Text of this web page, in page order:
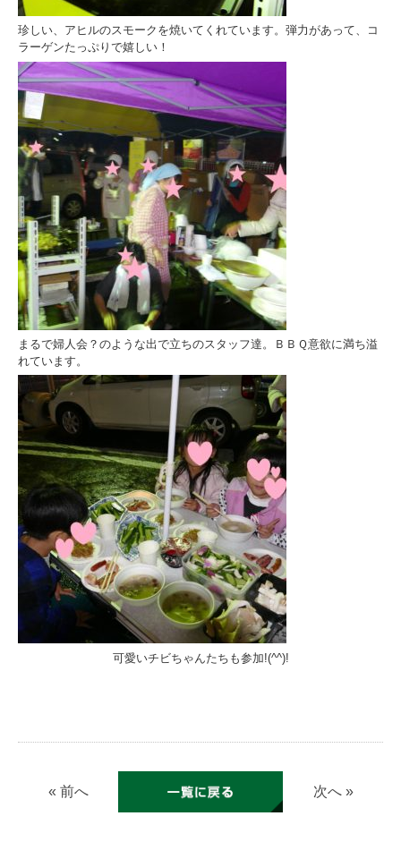
珍しい、アヒルのスモークを焼いてくれています。弾力があって、コ
ラーゲンたっぷりで嬉しい！
まるで婦人会？のような出で立ちのスタッフ達。ＢＢＱ意欲に満ち溢
れています。
可愛いチビちゃんたちも参加!(^^)!
« 前へ 次へ »